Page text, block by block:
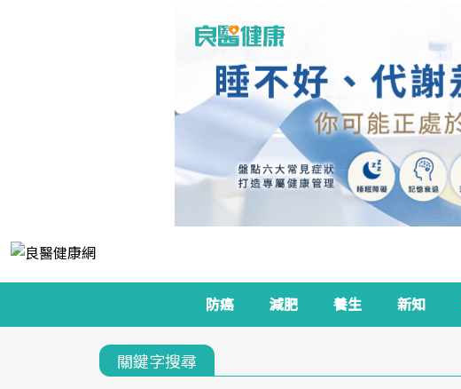
防癌 減肥 養生 新知
關鍵字搜尋